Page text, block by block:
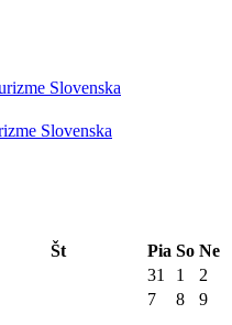
Slovenska
Št Pia So Ne
31 1
2
7 8
9